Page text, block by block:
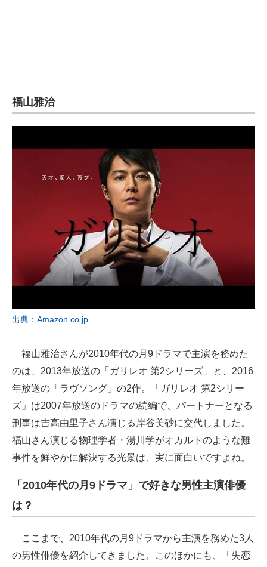
福山雅治
出典：Amazon.co.jp
福山雅治さんが2010年代の月9ドラマで主演を務めた
のは、2013年放送の「ガリレオ 第2シリーズ」と、2016
年放送の「ラヴソング」の2作。「ガリレオ 第2シリー
ズ」は2007年放送のドラマの続編で、パートナーとなる
刑事は吉高由里子さん演じる岸谷美砂に交代しました。
福山さん演じる物理学者・湯川学がオカルトのような難
事件を鮮やかに解決する光景は、実に面白いですよね。
「2010年代の月9ドラマ」で好きな男性主演俳優
は？
ここまで、2010年代の月9ドラマから主演を務めた3人
の男性俳優を紹介してきました。このほかにも、「失恋